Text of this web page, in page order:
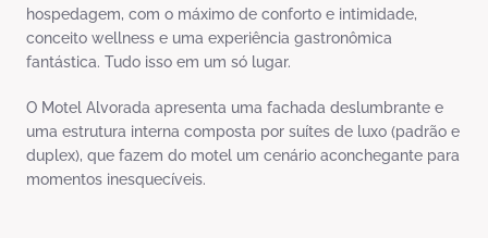
hospedagem, com o máximo de conforto e intimidade,
conceito wellness e uma experiência gastronômica
fantástica. Tudo isso em um só lugar.
O Motel Alvorada apresenta uma fachada deslumbrante e
uma estrutura interna composta por suítes de luxo (padrão e
duplex), que fazem do motel um cenário aconchegante para
momentos inesquecíveis.